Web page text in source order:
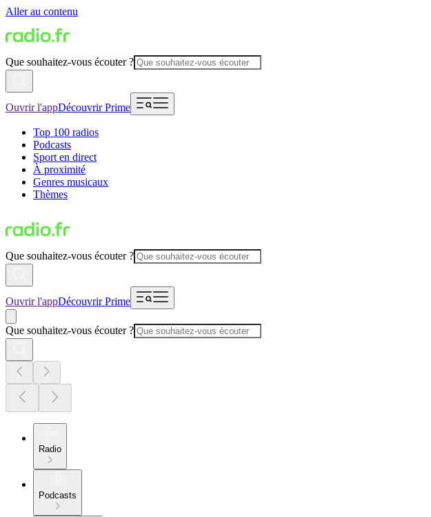
Aller au contenu
Que souhaitez-vous écouter ?
Ouvrir l'appDécouvrir Prime
Top 100 radios
Podcasts
Sport en direct
À proximité
Genres musicaux
Thèmes
Que souhaitez-vous écouter ?
Ouvrir l'appDécouvrir Prime
Que souhaitez-vous écouter ?
Radio
Podcasts